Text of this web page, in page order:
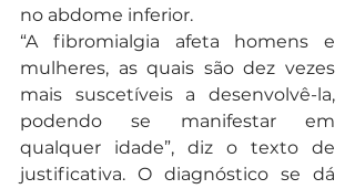
no abdome inferior.
“A fibromialgia afeta homens e
mulheres, as quais são dez vezes
mais suscetíveis a desenvolvê-la,
podendo se manifestar em
qualquer idade”, diz o texto de
justificativa. O diagnóstico se dá